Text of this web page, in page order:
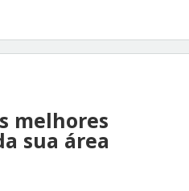
melhores
sua área